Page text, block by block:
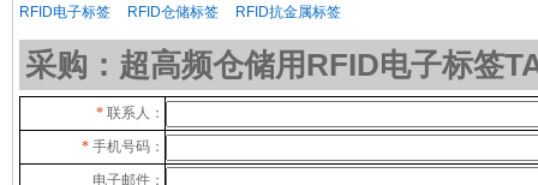
RFID电子标签 RFID仓储标签 RFID抗金属标签
采购：超高频仓储用RFID电子标签
* 联系人：
* 手机号码：
电子邮件：